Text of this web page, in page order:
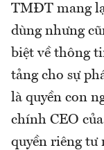
TMĐT mang
dùng nhưng
biệt về thông
tảng cho sự
là quyền con
chính CEO
quyền riêng tư